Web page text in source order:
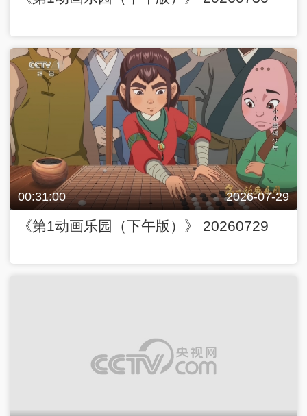
00:31:00 2026-07-29
《第1动画乐园（下午版）》 20260729